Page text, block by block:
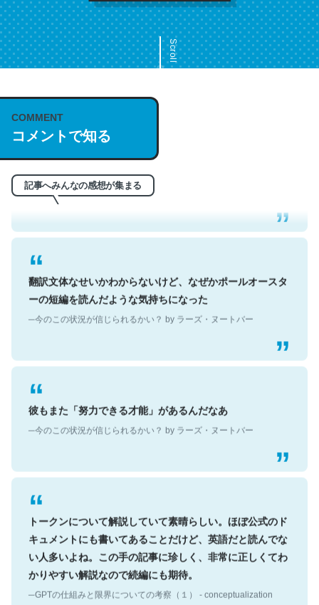
Scroll
COMMENT
コメントで知る
記事へみんなの感想が集まる
これは名文。彼はとてもクレバーなんだろうなと凄く思
う。英語少しでも読める人は原文もお勧め。自分はこの流
れ好き。Let’s Fucking Go. Then Covid hit. Shit.
─今のこの状況が信じられるかい？ by ラーズ・ヌートバー
翻訳文体なせいかわからないけど、なぜかポールオースタ
ーの短編を読んだような気持ちになった
彼もまた「努力できる才能」があるんだなあ
トークンについて解説していて素晴らしい。ほぼ公式のド
キュメントにも書いてあることだけど、英語だと読んでな
い人多いよね。この手の記事に珍しく、非常に正しくてわ
かりやすい解説なので続編にも期待。
─GPTの仕組みと限界についての考察（１） - conceptualization